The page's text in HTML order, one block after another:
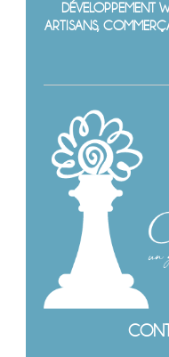
DÉVELOPPEMENT
ARTISANS,